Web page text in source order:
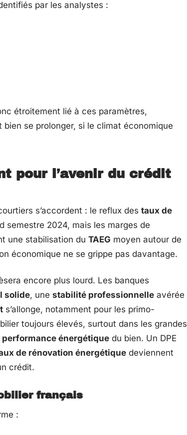
par les analystes :
étroitement lié à ces paramètres,
se prolonger, si le climat économique
pour l’avenir du crédit
s’accordent : le reflux des taux de
semestre 2024, mais les marges de
une stabilisation du TAEG moyen autour de
économique ne se grippe pas davantage.
encore plus lourd. Les banques
solide, une stabilité professionnelle avérée
s’allonge, notamment pour les primo-
toujours élevés, surtout dans les grandes
performance énergétique du bien. Un DPE
de rénovation énergétique deviennent
crédit.
français
: